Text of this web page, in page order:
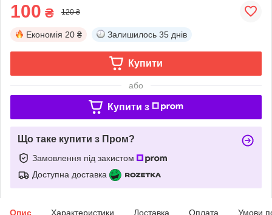
100 ₴ 120 ₴
Економія 20 ₴ Залишилось 35 днів
Купити
або
Купити з
Що таке купити з Пром?
Замовлення під захистом
Доступна доставка
Опис Характеристики Доставка Оплата Умови